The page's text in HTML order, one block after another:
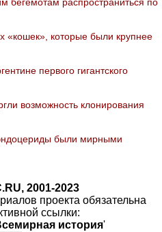
«кошек», которые были крупнее
первого гигантского
возможность клонирования
были мирными
2001-2023
проекта обязательна
ссылки:
история'